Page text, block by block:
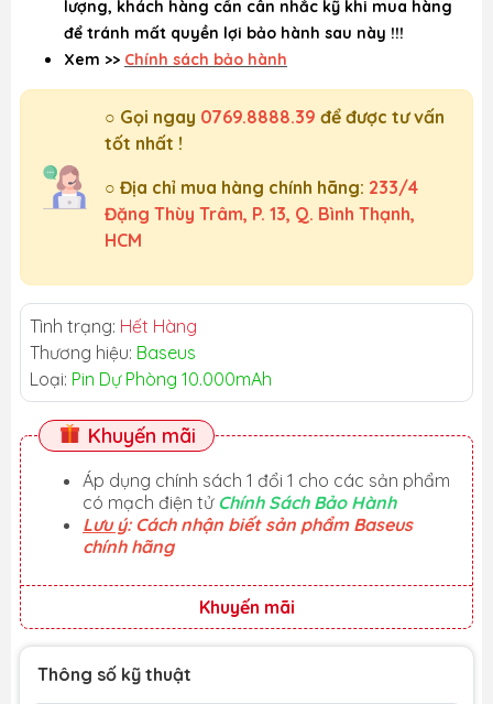
lượng, khách hàng cần cân nhắc kỹ khi mua hàng
để tránh mất quyền lợi bảo hành sau này !!!
Xem >> Chính sách bảo hành
○ Gọi ngay 0769.8888.39 để được tư vấn
tốt nhất !
○ Địa chỉ mua hàng chính hãng: 233/4
Đặng Thùy Trâm, P. 13, Q. Bình Thạnh,
HCM
Tình trạng: Hết Hàng
Thương hiệu: Baseus
Loại: Pin Dự Phòng 10.000mAh
Khuyến mãi
Áp dụng chính sách 1 đổi 1 cho các sản phẩm
có mạch điện tử Chính Sách Bảo Hành
Lưu ý: Cách nhận biết sản phẩm Baseus
chính hãng
Khuyến mãi
Thông số kỹ thuật